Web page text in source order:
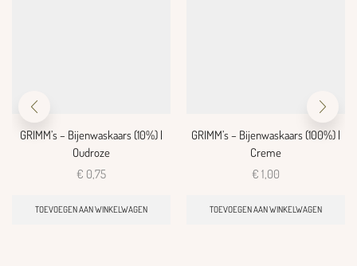
GRIMM’s – Bijenwaskaars (10%) |
Oudroze
€ 0,75
TOEVOEGEN AAN WINKELWAGEN
GRIMM’s – Bijenwaskaars (100%) |
Creme
€ 1,00
TOEVOEGEN AAN WINKELWAGEN